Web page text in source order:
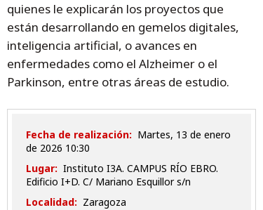
quienes le explicarán los proyectos que
están desarrollando en gemelos digitales,
inteligencia artificial, o avances en
enfermedades como el Alzheimer o el
Parkinson, entre otras áreas de estudio.
Fecha de realización: martes, 13 de enero
de 2026 10:30
Lugar: Instituto I3A. CAMPUS RÍO EBRO.
Edificio I+D. C/ Mariano Esquillor s/n
Localidad: Zaragoza